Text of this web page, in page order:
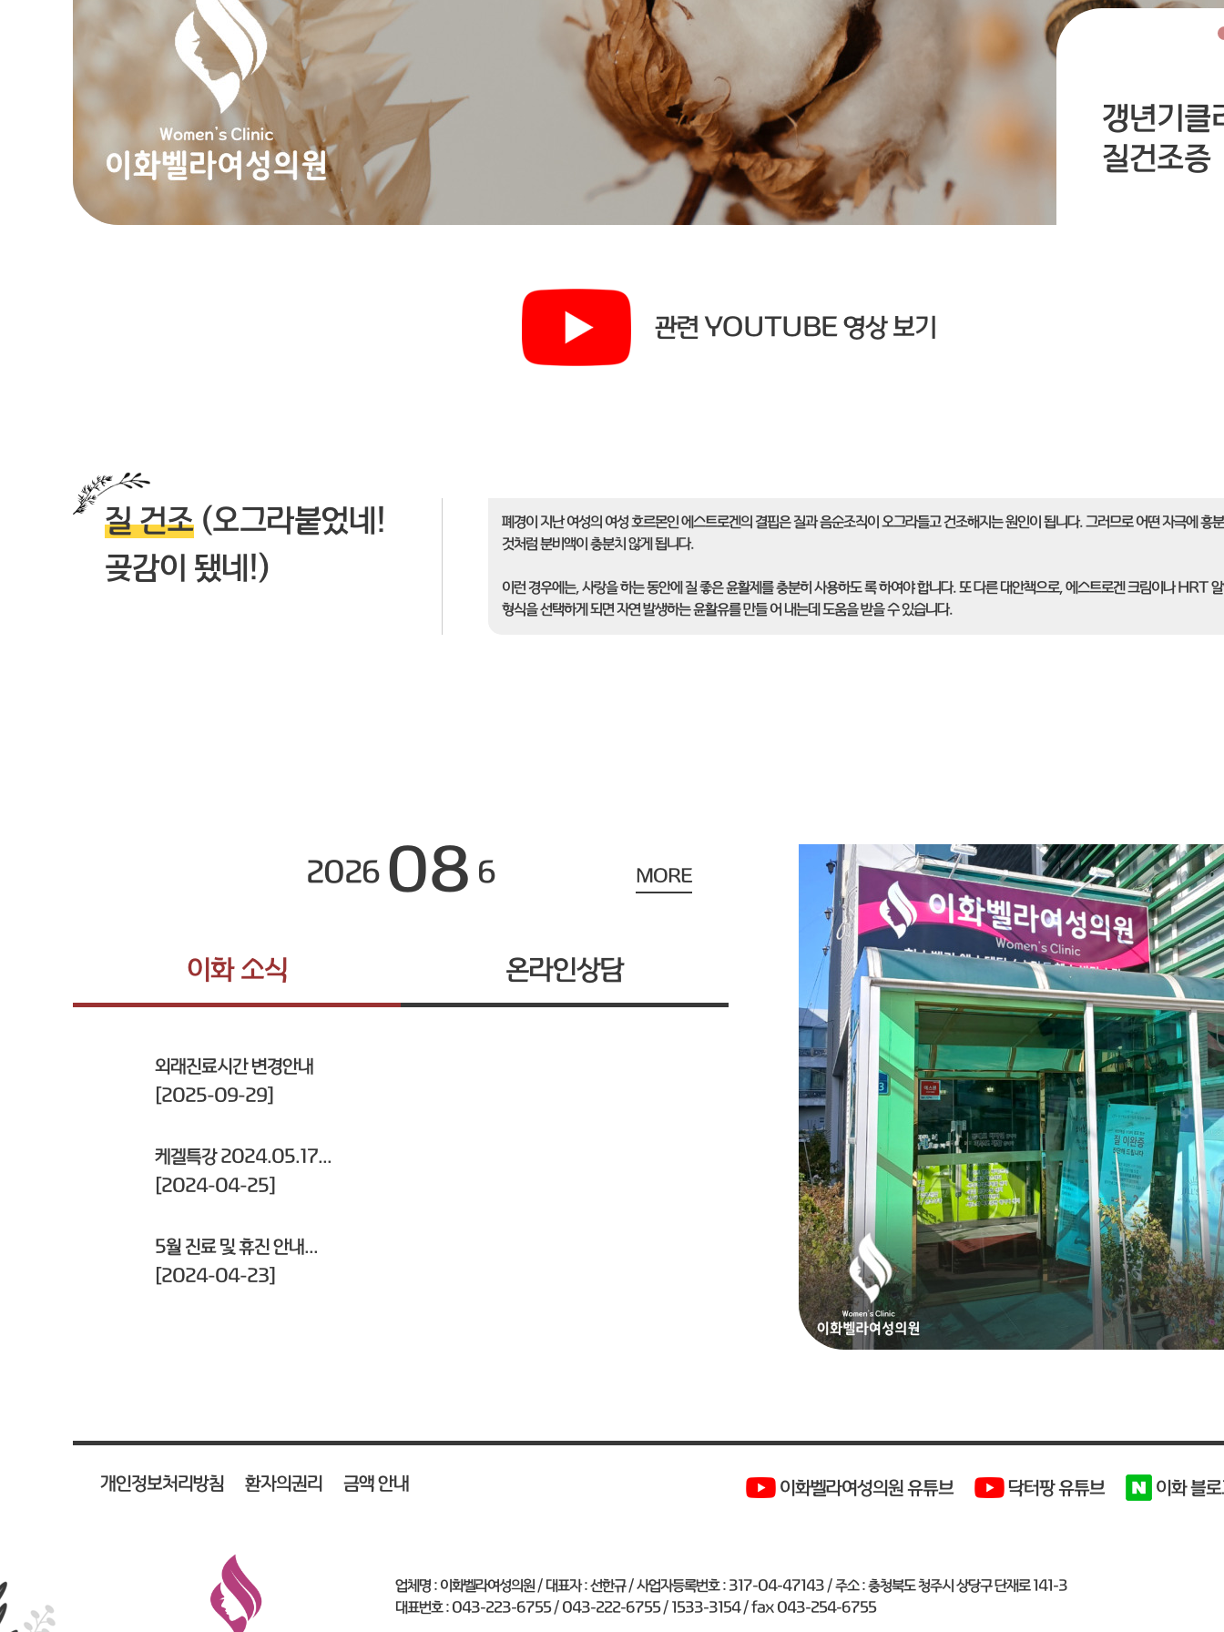
갱년기클
질건조증
관련 YOUTUBE 영상 보기
질 건조(오그라붙었네!
곶감이 됐네!)
폐경이 지난 여성의 여성 호르몬인 에스트로겐의 결핍은 질과 음순조직이 오그라들고 건조해지는 원인이 됩니다. 그러므로 어떤 자극에 흥
것처럼 분비액이 충분치 않게 됩니다.
이런 경우에는, 사랑을 하는 동안에 질 좋은 윤활제를 충분히 사용하도 록 하여야 합니다. 또 다른 대안책으로, 에스트로겐 크림이나 HRT
형식을 선택하게 되면 자연 발생하는 윤활유를 만들 어 내는데 도움을 받을 수 있습니다.
2026 08 6
이화 소식 온라인상담
MORE
외래진료시간 변경안내
[2025-09-29]
케겔특강 2024.05.17...
[2024-04-25]
5월 진료 및 휴진 안내...
[2024-04-23]
개인정보처리방침 환자의권리 금액 안내 이화벨라여성의원 유튜브 닥터팡 유튜브 이화 블
업체명 : 이화벨라여성의원 / 대표자 : 선한규 / 사업자등록번호 : 317-04-47143 / 주소 : 충청북도 청주시 상당구 단재로 141-3
대표번호 : 043-223-6755 / 043-222-6755 / 1533-3154 / fax 043-254-6755